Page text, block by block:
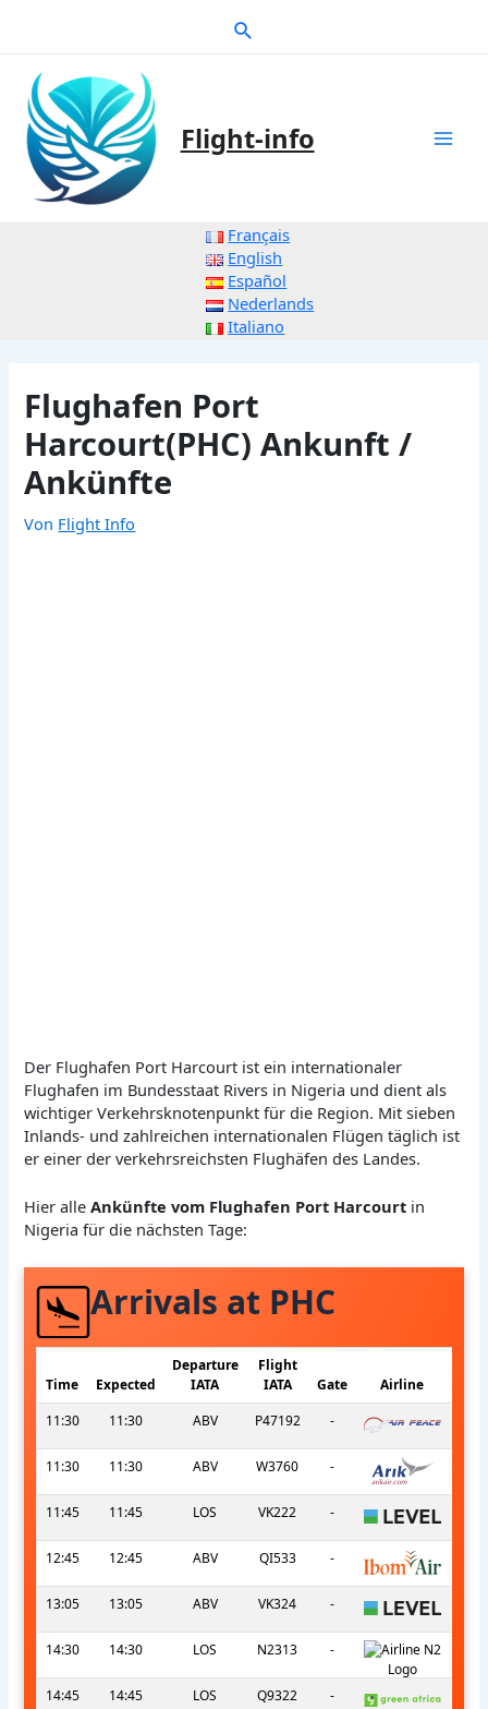
Suche
Flight-info
Français
English
Español
Nederlands
Italiano
Flughafen Port
Harcourt(PHC) Ankunft /
Ankünfte
Von Flight Info
Der Flughafen Port Harcourt ist ein internationaler
Flughafen im Bundesstaat Rivers in Nigeria und dient als
wichtiger Verkehrsknotenpunkt für die Region. Mit sieben
Inlands- und zahlreichen internationalen Flügen täglich ist
er einer der verkehrsreichsten Flughäfen des Landes.
Hier alleAnkünfte vom Flughafen Port Harcourt in
Nigeria für die nächsten Tage:
Arrivals at PHC
Time Expected
Departure
IATA
Flight
IATA
Gate
Airline
11:30
11:30 ABV P47192 -
11:30 11:30 ABV W3760 -
11:45 11:45 LOS VK222 -
12:45 12:45 ABV QI533 -
13:05 13:05 ABV VK324 -
14:30 14:30 LOS N2313 -
14:45 14:45 LOS Q9322 -